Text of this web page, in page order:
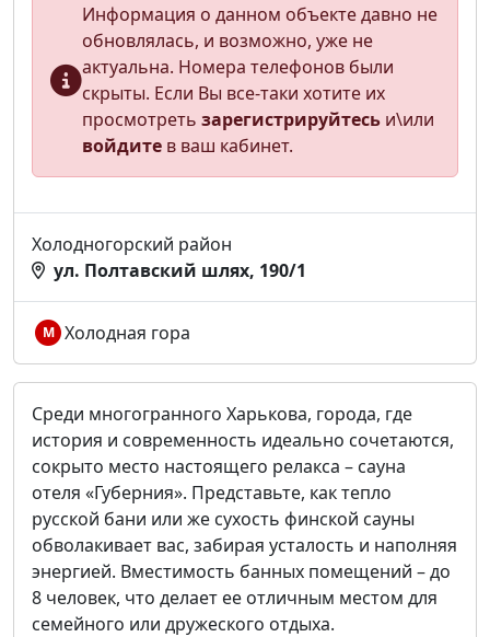
Информация о данном объекте давно не
обновлялась, и возможно, уже не
актуальна. Номера телефонов были
скрыты. Если Вы все-таки хотите их
просмотреть зарегистрируйтесь и\или
войдите в ваш кабинет.
Холодногорский район
ул. Полтавский шлях, 190/1
М Холодная гора
Среди многогранного Харькова, города, где
история и современность идеально сочетаются,
сокрыто место настоящего релакса – сауна
отеля «Губерния». Представьте, как тепло
русской бани или же сухость финской сауны
обволакивает вас, забирая усталость и наполняя
энергией. Вместимость банных помещений – до
8 человек, что делает ее отличным местом для
семейного или дружеского отдыха.